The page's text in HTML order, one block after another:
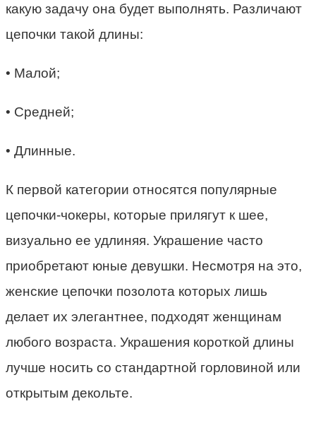
какую задачу она будет выполнять. Различают
цепочки такой длины:
• Малой;
• Средней;
• Длинные.
К первой категории относятся популярные
цепочки-чокеры, которые прилягут к шее,
визуально ее удлиняя. Украшение часто
приобретают юные девушки. Несмотря на это,
женские цепочки позолота которых лишь
делает их элегантнее, подходят женщинам
любого возраста. Украшения короткой длины
лучше носить со стандартной горловиной или
открытым декольте.